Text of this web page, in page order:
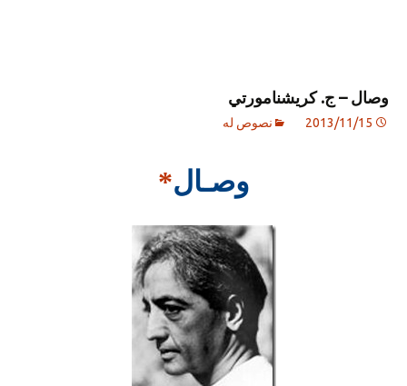
وصال – ج. كريشنامورتي
2013/11/15 نصوص له
وصـال*